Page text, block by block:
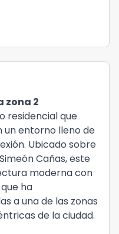
zona 2
residencial que
un entorno lleno de
Ubicado sobre
Cañas, este
moderna con
ha
a una de las zonas
de la ciudad.